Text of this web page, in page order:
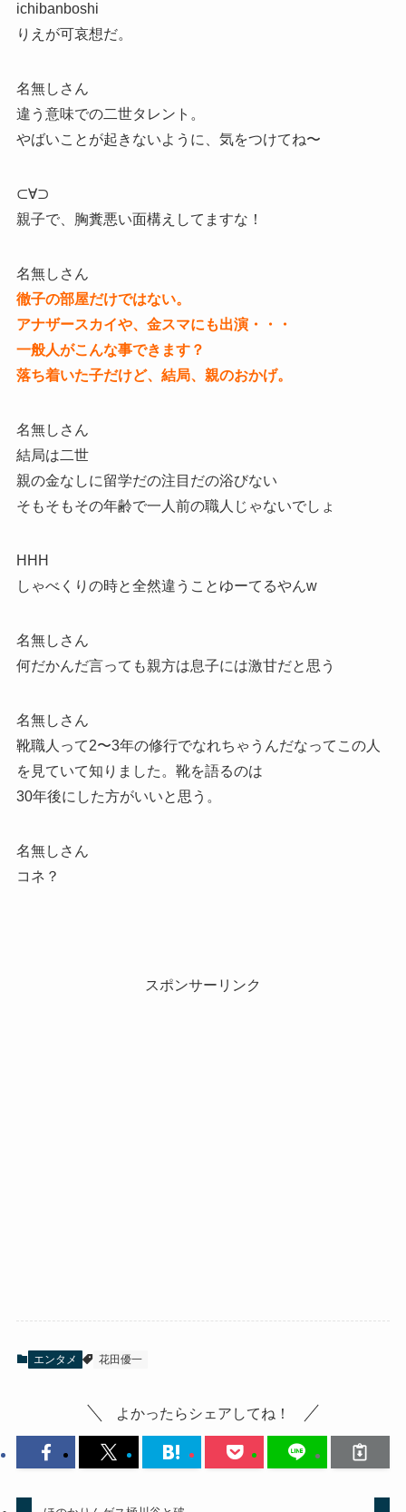
ichibanboshi
りえが可哀想だ。
名無しさん
違う意味での二世タレント。
やばいことが起きないように、気をつけてね〜
⊂∀⊃
親子で、胸糞悪い面構えしてますな！
名無しさん
徹子の部屋だけではない。
アナザースカイや、金スマにも出演・・・
一般人がこんな事できます？
落ち着いた子だけど、結局、親のおかげ。
名無しさん
結局は二世
親の金なしに留学だの注目だの浴びない
そもそもその年齢で一人前の職人じゃないでしょ
HHH
しゃべくりの時と全然違うことゆーてるやんw
名無しさん
何だかんだ言っても親方は息子には激甘だと思う
名無しさん
靴職人って2〜3年の修行でなれちゃうんだなってこの人
を見ていて知りました。靴を語るのは
30年後にした方がいいと思う。
名無しさん
コネ？
スポンサーリンク
エンタメ 花田優一
よかったらシェアしてね！